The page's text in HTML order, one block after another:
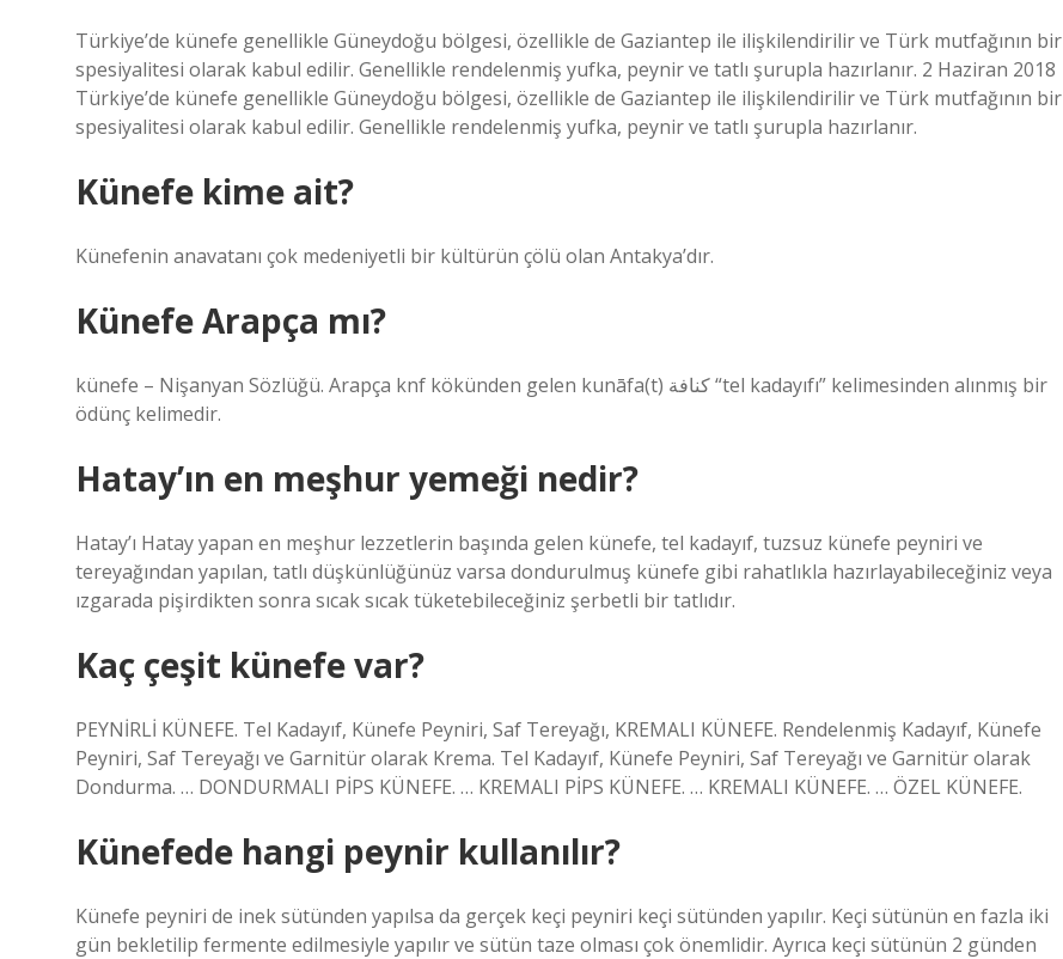
Türkiye’de künefe genellikle Güneydoğu bölgesi, özellikle de Gaziantep ile ilişkilendirilir ve Türk mutfağının bir
spesiyalitesi olarak kabul edilir. Genellikle rendelenmiş yufka, peynir ve tatlı şurupla hazırlanır. 2 Haziran 2018
Türkiye’de künefe genellikle Güneydoğu bölgesi, özellikle de Gaziantep ile ilişkilendirilir ve Türk mutfağının bir
spesiyalitesi olarak kabul edilir. Genellikle rendelenmiş yufka, peynir ve tatlı şurupla hazırlanır.
Künefe kime ait?
Künefenin anavatanı çok medeniyetli bir kültürün çölü olan Antakya’dır.
Künefe Arapça mı?
künefe – Nişanyan Sözlüğü. Arapça knf kökünden gelen kunāfa(t) كنافة “tel kadayıfı” kelimesinden alınmış bir
ödünç kelimedir.
Hatay’ın en meşhur yemeği nedir?
Hatay’ı Hatay yapan en meşhur lezzetlerin başında gelen künefe, tel kadayıf, tuzsuz künefe peyniri ve
tereyağından yapılan, tatlı düşkünlüğünüz varsa dondurulmuş künefe gibi rahatlıkla hazırlayabileceğiniz veya
ızgarada pişirdikten sonra sıcak sıcak tüketebileceğiniz şerbetli bir tatlıdır.
Kaç çeşit künefe var?
PEYNİRLİ KÜNEFE. Tel Kadayıf, Künefe Peyniri, Saf Tereyağı, KREMALI KÜNEFE. Rendelenmiş Kadayıf, Künefe
Peyniri, Saf Tereyağı ve Garnitür olarak Krema. Tel Kadayıf, Künefe Peyniri, Saf Tereyağı ve Garnitür olarak
Dondurma. … DONDURMALI PİPS KÜNEFE. … KREMALI PİPS KÜNEFE. … KREMALI KÜNEFE. … ÖZEL KÜNEFE.
Künefede hangi peynir kullanılır?
Künefe peyniri de inek sütünden yapılsa da gerçek keçi peyniri keçi sütünden yapılır. Keçi sütünün en fazla iki
gün bekletilip fermente edilmesiyle yapılır ve sütün taze olması çok önemlidir. Ayrıca keçi sütünün 2 günden